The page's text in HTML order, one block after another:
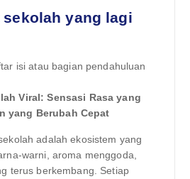
sekolah yang lagi
isi atau bagian pendahuluan
Viral: Sensasi Rasa yang
yang Berubah Cepat
adalah ekosistem yang
warni, aroma menggoda,
terus berkembang. Setiap